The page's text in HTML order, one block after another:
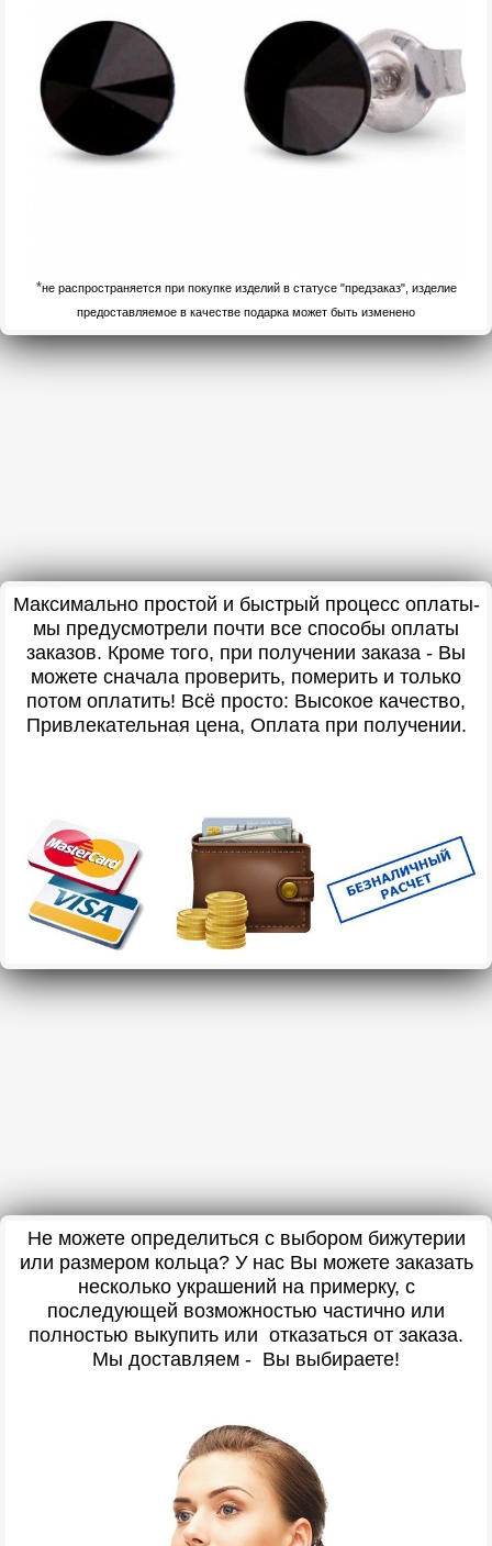
*не распространяется при покупке изделий в статусе "предзаказ", изделие
предоставляемое в качестве подарка может быть изменено
Максимально простой и быстрый процесс оплаты-
мы предусмотрели почти все способы оплаты
заказов. Кроме того, при получении заказа - Вы
можете сначала проверить, померить и только
потом оплатить! Всё просто: Высокое качество,
Привлекательная цена, Оплата при получении.
Не можете определиться с выбором бижутерии
или размером кольца? У нас Вы можете заказать
несколько украшений на примерку, с
последующей возможностью частично или
полностью выкупить или отказаться от заказа.
Мы доставляем - Вы выбираете!